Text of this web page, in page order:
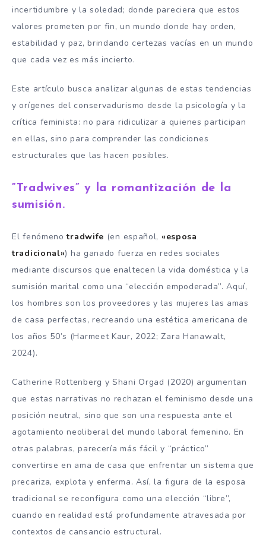
incertidumbre y la soledad; donde pareciera que estos
valores prometen por fin, un mundo donde hay orden,
estabilidad y paz, brindando certezas vacías en un mundo
que cada vez es más incierto.
Este artículo busca analizar algunas de estas tendencias
y orígenes del conservadurismo desde la psicología y la
crítica feminista: no para ridiculizar a quienes participan
en ellas, sino para comprender las condiciones
estructurales que las hacen posibles.
“Tradwives” y la romantización de la
sumisión.
El fenómenotradwife (en español, «esposa
tradicional») ha ganado fuerza en redes sociales
mediante discursos que enaltecen la vida doméstica y la
sumisión marital como una “elección empoderada”. Aquí,
los hombres son los proveedores y las mujeres las amas
de casa perfectas, recreando una estética americana de
los años 50’s (Harmeet Kaur, 2022; Zara Hanawalt,
2024).
Catherine Rottenberg y Shani Orgad (2020) argumentan
que estas narrativas no rechazan el feminismo desde una
posición neutral, sino que son una respuesta ante el
agotamiento neoliberal del mundo laboral femenino. En
otras palabras, parecería más fácil y “práctico”
convertirse en ama de casa que enfrentar un sistema que
precariza, explota y enferma. Así, la figura de la esposa
tradicional se reconfigura como una elección “libre”,
cuando en realidad está profundamente atravesada por
contextos de cansancio estructural.